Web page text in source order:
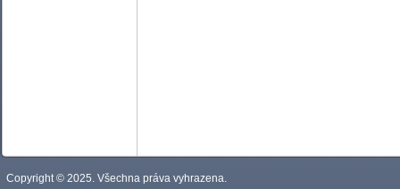
Copyright © 2025. Všechna práva vyhrazena.